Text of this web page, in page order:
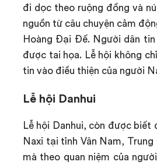
đi dọc theo ruộng đồng và
nguồn từ câu chuyện cảm
Hoàng Đại Đế. Người dân
được tai họa. Lễ hội không
tin vào điều thiện của người
Lễ hội Danhui
Lễ hội Danhui, còn được
Naxi tại tỉnh Vân Nam,
mà theo quan niệm của